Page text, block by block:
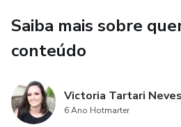
Saiba mais sobre
conteúdo
Victoria Tartari Neves
6 Ano Hotmarter